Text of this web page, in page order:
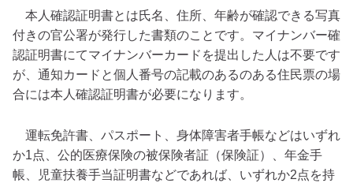
本人確認証明書とは氏名、住所、年齢が確認できる写真
付きの官公署が発行した書類のことです。マイナンバー確
認証明書にてマイナンバーカードを提出した人は不要です
が、通知カードと個人番号の記載のあるのある住民票の場
合には本人確認証明書が必要になります。
運転免許書、パスポート、身体障害者手帳などはいずれ
か1点、公的医療保険の被保険者証（保険証）、年金手
帳、児童扶養手当証明書などであれば、いずれか2点を持